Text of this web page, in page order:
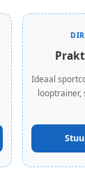
Ideaal
looptrainer,